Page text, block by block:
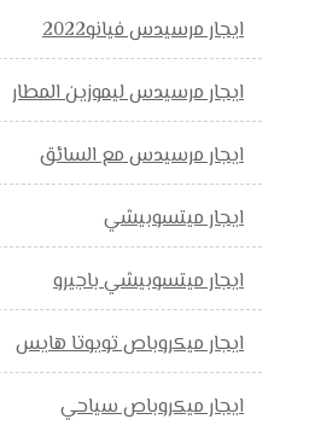
ايجار مرسيدس فيانو2022
ايجار مرسيدس ليموزين المطار
ايجار مرسيدس مع السائق
ايجار ميتسوبيشي
ايجار ميتسوبيشي باجيرو
ايجار ميكروباص تويوتا هايس
ايجار ميكروباص سياحي